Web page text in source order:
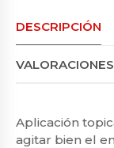
DESCRIPCIÓN
Aplicación
agitar bien el